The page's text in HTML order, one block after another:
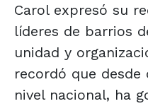
Carol expresó su
líderes de barrios
unidad y
recordó que desde
nivel nacional, ha